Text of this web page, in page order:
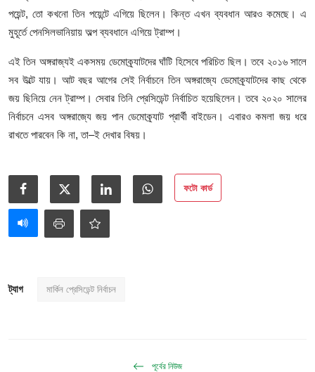
পয়েন্ট, তো কখনো তিন পয়েন্টে এগিয়ে ছিলেন। কিন্ত এখন ব্যবধান আরও কমেছে। এ
মুহূর্তে পেনসিলভানিয়ায় অল্প ব্যবধানে এগিয়ে ট্রাম্প।
এই তিন অঙ্গরাজ্যই একসময় ডেমোক্র্যাটদের ঘাঁটি হিসেবে পরিচিত ছিল। তবে ২০১৬ সালে
সব উল্টে যায়। আট বছর আগের সেই নির্বাচনে তিন অঙ্গরাজ্যে ডেমোক্র্যাটদের কাছ থেকে
জয় ছিনিয়ে নেন ট্রাম্প। সেবার তিনি প্রেসিডেন্ট নির্বাচিত হয়েছিলেন। তবে ২০২০ সালের
নির্বাচনে এসব অঙ্গরাজ্যে জয় পান ডেমোক্র্যাট প্রার্থী বাইডেন। এবারও কমলা জয় ধরে
রাখতে পারবেন কি না, তা–ই দেখার বিষয়।
ফটো কার্ড
ট্যাগ মার্কিন প্রেসিডেন্ট নির্বাচন
পূর্বের নিউজ